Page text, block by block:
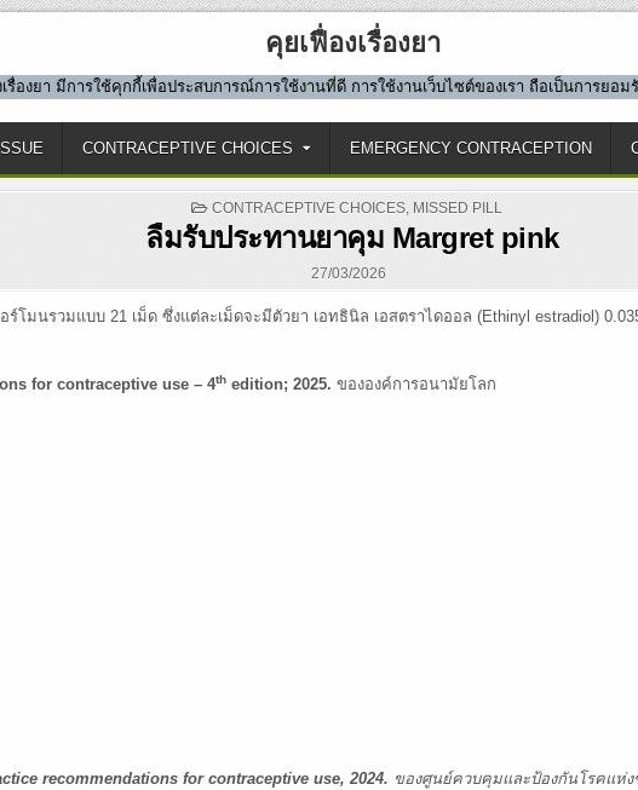
คุยเฟื่องเรื่องยา
เรื่องยา มีการใช้คุกกี้เพื่อประสบการณ์การใช้งานที่ดี การใช้งานเว็บไซต์ของเรา ถือเป็นการยอ
CONTRACEPTIVE CHOICES EMERGENCY CONTRACEPTION
POSTED
CONTRACEPTIVE CHOICES, MISSED PILL
ลืมรับประทานยาคุม Margret pink
27/03/2026
ร์โมนรวมแบบ 21 เม็ด ซึ่งแต่ละเม็ดจะมีตัวยา เอทธินิล เอสตราไดออล (Ethinyl estradiol)
for contraceptive use – 4th edition; 2025. ขององค์การอนามัยโลก
recommendations for contraceptive use, 2024. ของศูนย์ควบคุมและป้องกันโรคแห่ง